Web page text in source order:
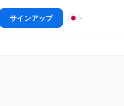
サインアップ